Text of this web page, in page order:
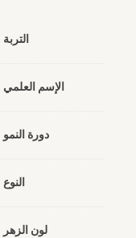
التربة
الإسم العلمي
دورة النمو
النوع
لون الزهر